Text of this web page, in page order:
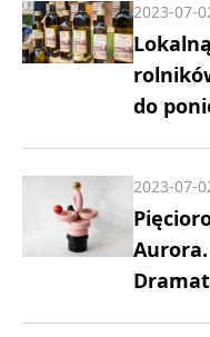
do
2023-07-
2023-07-